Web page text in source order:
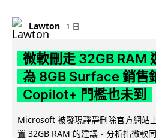
Lawton 1 日
微軟刪走 32GB RAM
為 8GB Surface 銷售
Copilot+ 門檻也未到
Microsoft 被發現靜靜刪除官方網站
置 32GB RAM 的建議。分析指微軟